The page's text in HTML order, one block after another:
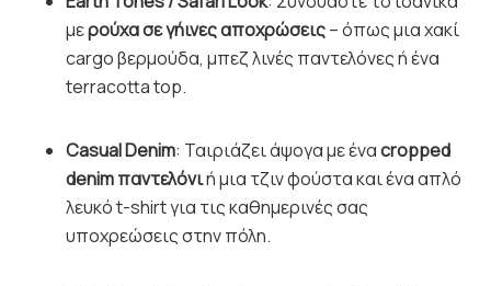
μερούχα σε γήινες αποχρώσεις– όπως μια χακί
cargo βερμούδα, μπεζ λινές παντελόνες ή ένα
terracotta top.
Casual Denim: Ταιριάζει άψογα με έναcropped
denim παντελόνιή μια τζιν φούστα και ένα απλό
λευκό t-shirt για τις καθημερινές σας
υποχρεώσεις στην πόλη.